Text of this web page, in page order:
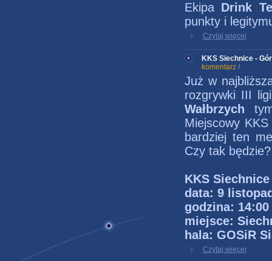
Ekipa Drink
punkty i
Czytaj więcej
KKS Siechnice -
komentarz /
Już w
rozgrywki III
Wałbrzych
Miejscowy
bardziej ten
Czy tak
KKS Siechnice
data: 9
godzina: 14:00
miejsce:
hala: GOSiR
Czytaj więcej